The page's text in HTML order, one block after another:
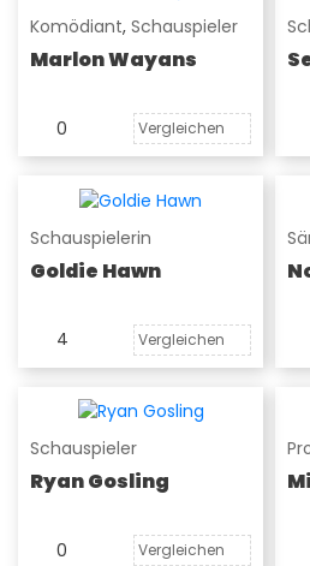
Komödiant, Schauspieler
Marlon Wayans
0 Vergleichen
Schauspielerin
Goldie Hawn
4 Vergleichen
Schauspieler
Ryan Gosling
0 Vergleichen